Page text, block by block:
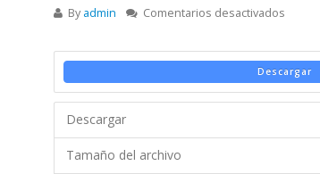
By admin Comentarios desactivados
Sexta
Emisión
de
Descargar
Descargar
Tamaño del archivo